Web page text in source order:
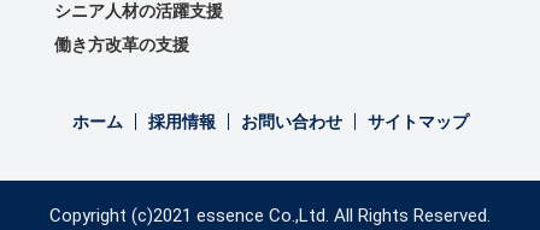
シニア人材の活躍支援
働き方改革の支援
ホーム 採用情報 お問い合わせ サイトマップ
Copyright (c)2021 essence Co.,Ltd. All Rights Reserved.